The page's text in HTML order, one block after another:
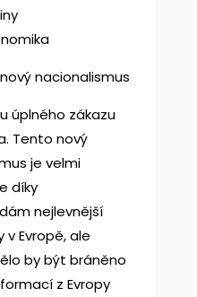
nacionalismus
úplného zákazu
Tento nový
je velmi
díky
nejlevnější
Evropě, ale
by být bráněno
z Evropy